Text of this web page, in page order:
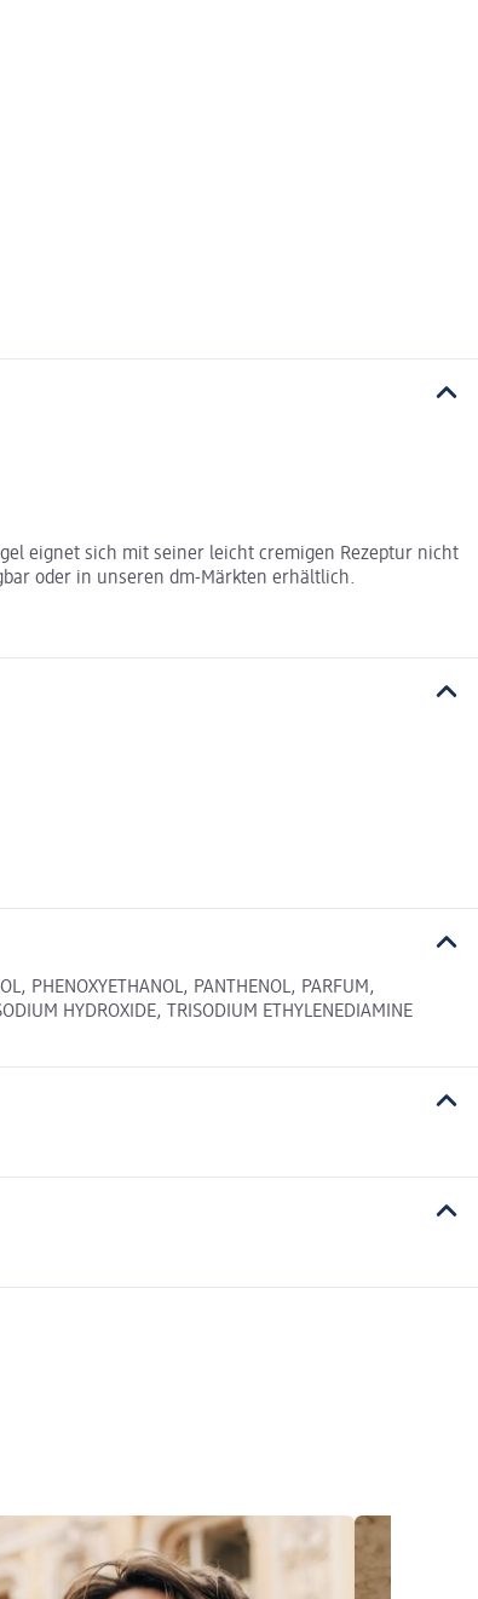
eignet sich mit seiner leicht cremigen Rezeptur nicht
oder in unseren dm-Märkten erhältlich.
PHENOXYETHANOL, PANTHENOL, PARFUM,
HYDROXIDE, TRISODIUM ETHYLENEDIAMINE